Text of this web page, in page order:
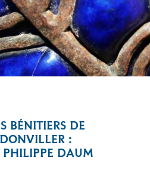
BÉNITIERS DE
:
PHILIPPE DAUM